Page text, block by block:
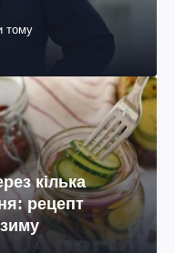
тому
кілька
рецепт